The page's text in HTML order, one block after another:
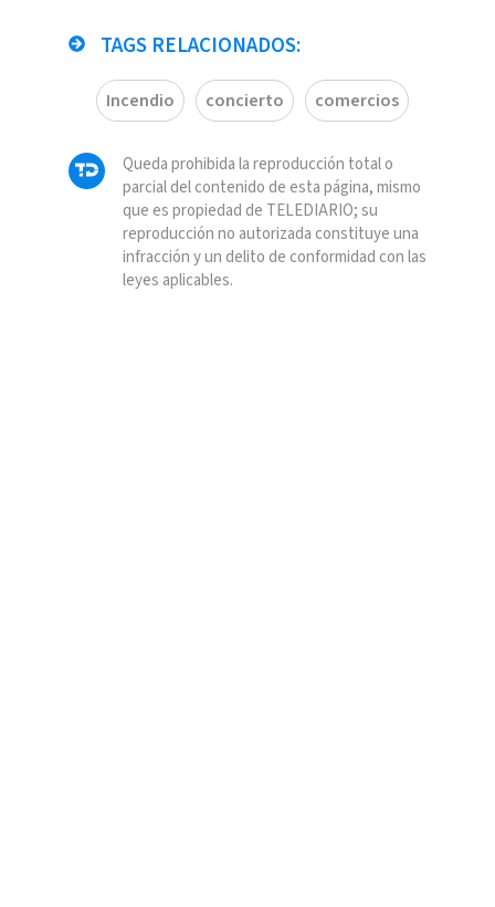
TAGS RELACIONADOS:
Incendio concierto comercios
Queda prohibida la reproducción total o
parcial del contenido de esta página, mismo
que es propiedad de TELEDIARIO; su
reproducción no autorizada constituye una
infracción y un delito de conformidad con las
leyes aplicables.